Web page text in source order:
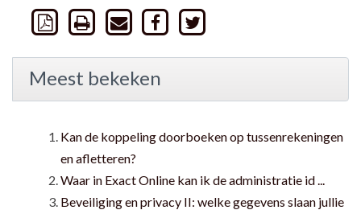
Meest bekeken
Kan de koppeling doorboeken op tussenrekeningen
en afletteren?
Waar in Exact Online kan ik de administratie id ...
Beveiliging en privacy II: welke gegevens slaan jullie